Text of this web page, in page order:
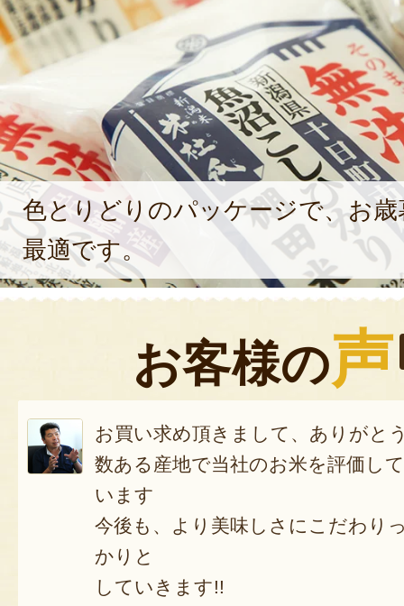
色とりどりのパッケージで、お
最適です。
お客様の声
お買い求め頂きまして、ありがと
数ある産地で当社のお米を評価し
います
今後も、より美味しさにこだわり
かりと
していきます!!